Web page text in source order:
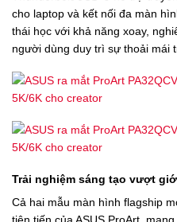
cho laptop và kết nối đa màn
thái học với khả năng xoay,
người dùng duy trì sự thoải mái
Trải nghiệm sáng tạo vượt
Cả hai mẫu màn hình flagship